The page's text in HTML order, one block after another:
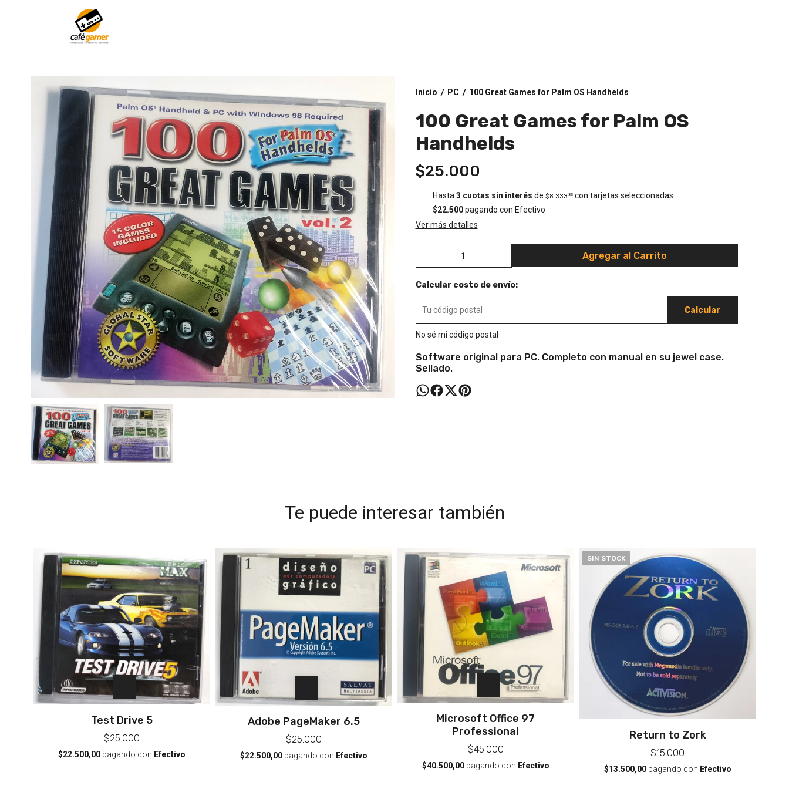
Inicio / PC / 100 Great Games for Palm OS Handhelds
100 Great Games for Palm OS
Handhelds
$25.000
Hasta 3 cuotas sin interés de $8.333 33con tarjetas seleccionadas
$22.500pagando con Efectivo
Ver más detalles
Agregar al Carrito
Calcular costo de envío:
Calcular
No sé mi código postal
Software original para PC. Completo con manual en su jewel case.
Sellado.
Te puede interesar también
Test Drive 5
$25.000
$22.500,00pagando con Efectivo
Adobe PageMaker 6.5
$25.000
$22.500,00pagando con Efectivo
Microsoft Office 97
Professional
$45.000
$40.500,00pagando con Efectivo
SIN STOCK
Return to Zork
$15.000
$13.500,00pagando con Efectivo